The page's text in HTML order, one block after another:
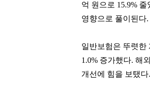
손흥민
[관련 기사]
억 원으로 15.9%
영향으로 풀이된다.
일반보험은 뚜렷한
1.0% 증가했다. 해
개선에 힘을 보탰다.